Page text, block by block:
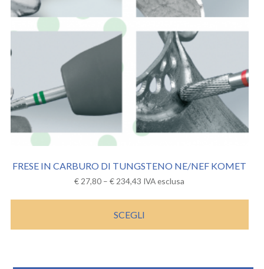
FRESE IN CARBURO DI TUNGSTENO NE/NEF KOMET
€ 27,80 –€ 234,43 IVA esclusa
SCEGLI